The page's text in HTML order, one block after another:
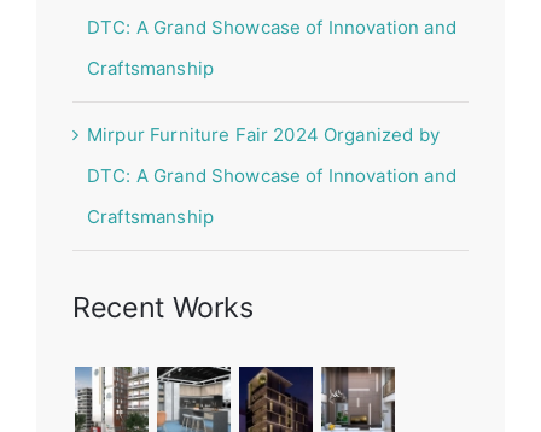
DTC: A Grand Showcase of Innovation and
Craftsmanship
Mirpur Furniture Fair 2024 Organized by
DTC: A Grand Showcase of Innovation and
Craftsmanship
Recent Works